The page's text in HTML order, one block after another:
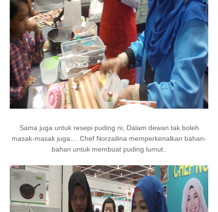
Sama juga untuk resepi puding ni, Dalam dewan tak boleh
masak-masak juga.... Chef Norzailina memperkenalkan bahan-
bahan untuk membuat puding lumut..